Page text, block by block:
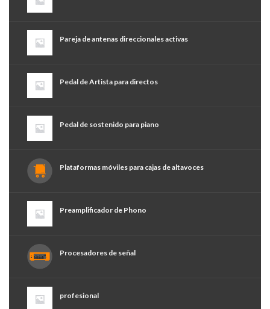
Pareja de antenas direccionales activas
Pedal de Artista para directos
Pedal de sostenido para piano
Plataformas móviles para cajas de altavoces
Preamplificador de Phono
Procesadores de señal
profesional